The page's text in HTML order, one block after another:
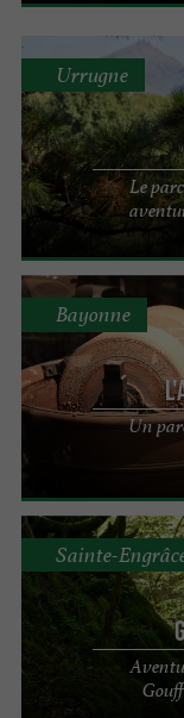
Le
Urrugne
Un
Bayonne
Sainte-